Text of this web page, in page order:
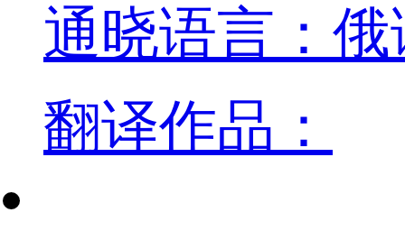
通晓语言：俄
翻译作品：